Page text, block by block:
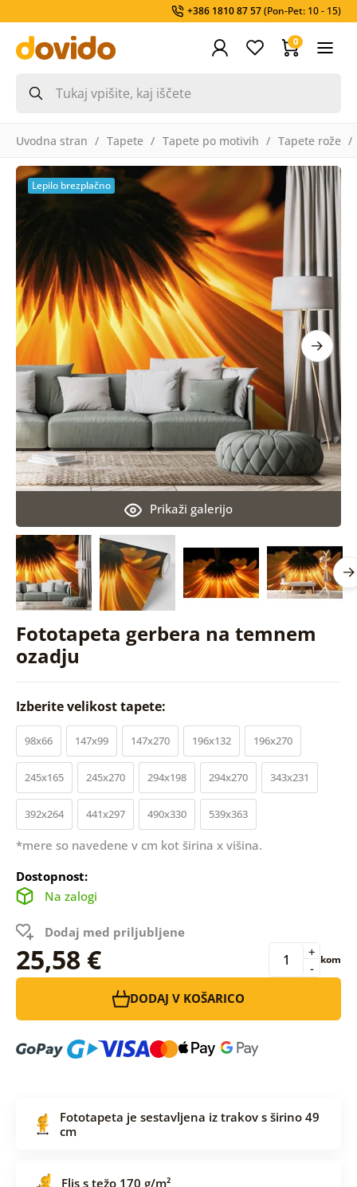
+386 1810 87 57(Pon-Pet: 10 - 15)
0
Uvodna stran Tapete Tapete po motivih Tapete rože
Fototapeta gerbera na temnem
ozadju
Prikaži galerijo
Lepilo brezplačno
Izberite velikost tapete:
98x66 147x99 147x270 196x132 196x270
245x165 245x270 294x198 294x270 343x231
392x264 441x297 490x330 539x363
*mere so navedene v cm kot širina x višina.
Dostopnost:
Na zalogi
Dodaj med priljubljene
25,58 € -
+ kom
DODAJ V KOŠARICO
Fototapeta je sestavljena iz trakov s širino 49
cm
Flis s težo 170 g/m²